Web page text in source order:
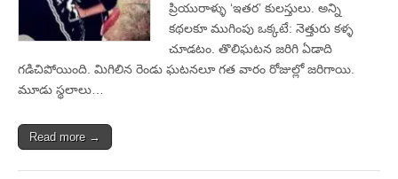
ప్రియురాళ్ళు ‘ఇతర’ కులస్తులు. అన్ని
కథలకూ ముగింపు ఒక్కటే: నెత్తురు కళ్ళ
చూడటం. తొలిఘటన జరిగి ఏడాది
గడిచిపోయింది. మిగిలిన రెండు ఘటనలూ గత వారం రోజుల్లో జరిగాయి.
మూడు స్థలాలు…
Read more →